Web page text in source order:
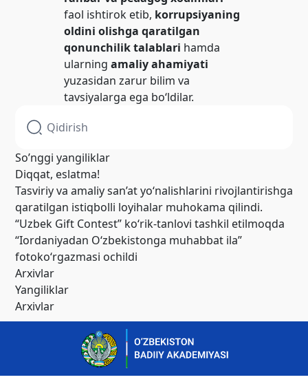
faol ishtirok etib, korrupsiyaning
oldini olishga qaratilgan
qonunchilik talablari hamda
ularningamaliy ahamiyati
yuzasidan zarur bilim va
tavsiyalarga ega bo‘ldilar.
So’nggi yangiliklar
Diqqat, eslatma!
Tasviriy va amaliy san’at yo‘nalishlarini rivojlantirishga
qaratilgan istiqbolli loyihalar muhokama qilindi.
“Uzbek Gift Contest” ko‘rik-tanlovi tashkil etilmoqda
“Iordaniyadan O‘zbekistonga muhabbat ila”
fotoko‘rgazmasi ochildi
Arxivlar
Yangiliklar
Arxivlar